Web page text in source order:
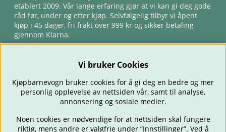
etablert 2009. Vår lange erfaring gjør at vi kan gi deg gode
råd før, under og etter kjøp. Selvfølgelig tilbyr vi åpent
kjøp i 45 dager, fri frakt over 999 kr og sikker betaling
gjennom Klarna.
Vi bruker Cookies
Kjøpbarnevogn bruker cookies for å gi deg en bedre og mer
personlig opplevelse av nettsiden vår, samt til analyse,
annonsering og sosiale medier.
Noen cookies er nødvendige for at nettsiden skal fungere
riktig, mens andre er valgfrie under ”Innstillinger”. Ved å